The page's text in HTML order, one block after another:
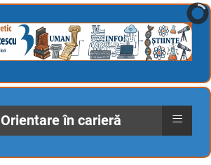
Orientare în carieră ≡